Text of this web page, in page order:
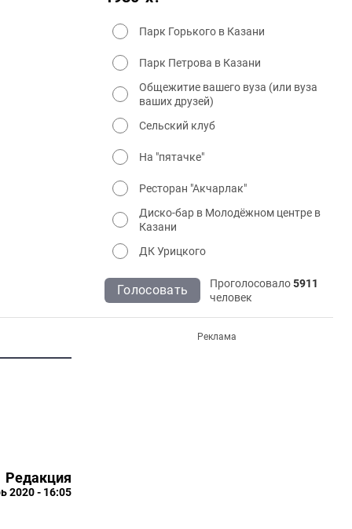
Парк Горького в Казани
Парк Петрова в Казани
Общежитие вашего вуза (или вуза
ваших друзей)
Сельский клуб
На "пятачке"
Ресторан "Акчарлак"
Диско-бар в Молодёжном центре в
Казани
ДК Урицкого
Голосовать Проголосовало5911
человек
Редакция
2020 - 16:05
Реклама